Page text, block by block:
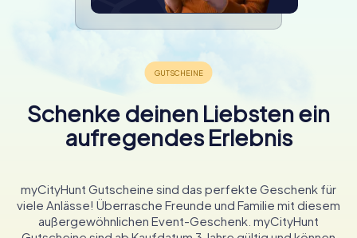
Schenke deinen Liebsten ein
aufregendes Erlebnis
myCityHunt Gutscheine sind das perfekte Geschenk für
viele Anlässe! Überrasche Freunde und Familie mit diesem
außergewöhnlichen Event-Geschenk. myCityHunt